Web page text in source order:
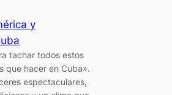
y
tachar todos estos
que hacer en Cuba».
espectaculares,